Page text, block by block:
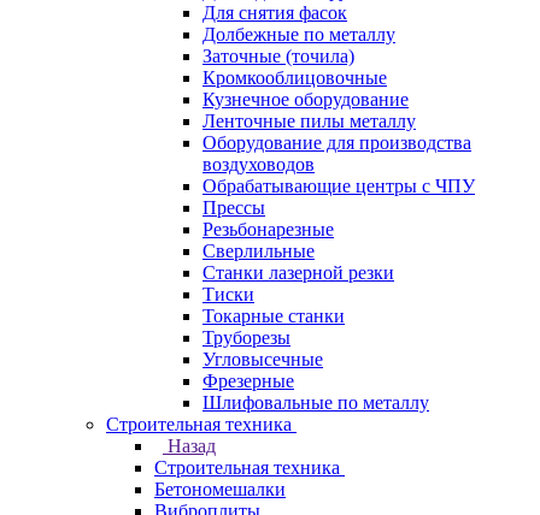
Для снятия фасок
Долбежные по металлу
Заточные (точила)
Кромкооблицовочные
Кузнечное оборудование
Ленточные пилы металлу
Оборудование для производства
воздуховодов
Обрабатывающие центры с ЧПУ
Прессы
Резьбонарезные
Сверлильные
Станки лазерной резки
Тиски
Токарные станки
Труборезы
Угловысечные
Фрезерные
Шлифовальные по металлу
Строительная техника
Назад
Строительная техника
Бетономешалки
Виброплиты